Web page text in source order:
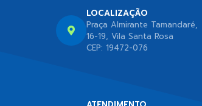
LOCALIZAÇÃO
Praça Almirante Tamandaré,
16-19, Vila Santa Rosa
CEP: 19472-076